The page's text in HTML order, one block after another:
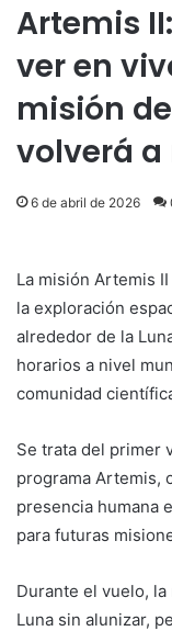
Artemis
ver en
misión
volverá a
6 de abril de 2026
La misión Artemis
la exploración
alrededor de la
horarios a nivel
comunidad
Se trata del primer
programa Artemis,
presencia humana
para futuras
Durante el vuelo,
Luna sin alunizar,